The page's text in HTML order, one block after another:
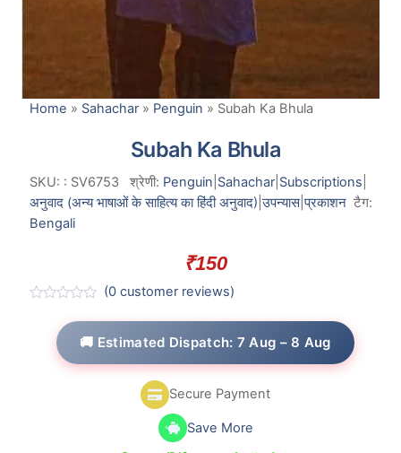
Home » Sahachar » Penguin » Subah Ka Bhula
Subah Ka Bhula
SKU: : SV6753 श्रेणी: Penguin Sahachar| Subscriptions
अनुवाद (अन्य भाषाओं के साहित्य का हिंदी अनुवाद) |उपन्यास|प्रकाशन टैग:
Bengali
₹150
(0 customer reviews)
🚚 Estimated Dispatch: 7 Aug – 8 Aug
Secure Payment
Save More